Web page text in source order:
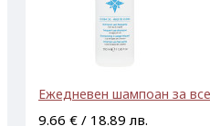
9.66 € / 18.89 лв.